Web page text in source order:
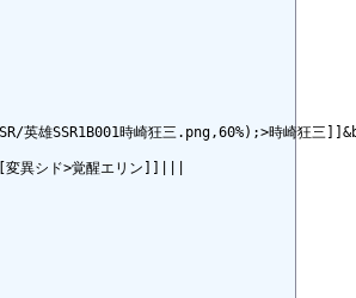
英雄SSR1B001時崎狂三.png,60%);>時崎狂
異シド>覚醒エリン]]|||